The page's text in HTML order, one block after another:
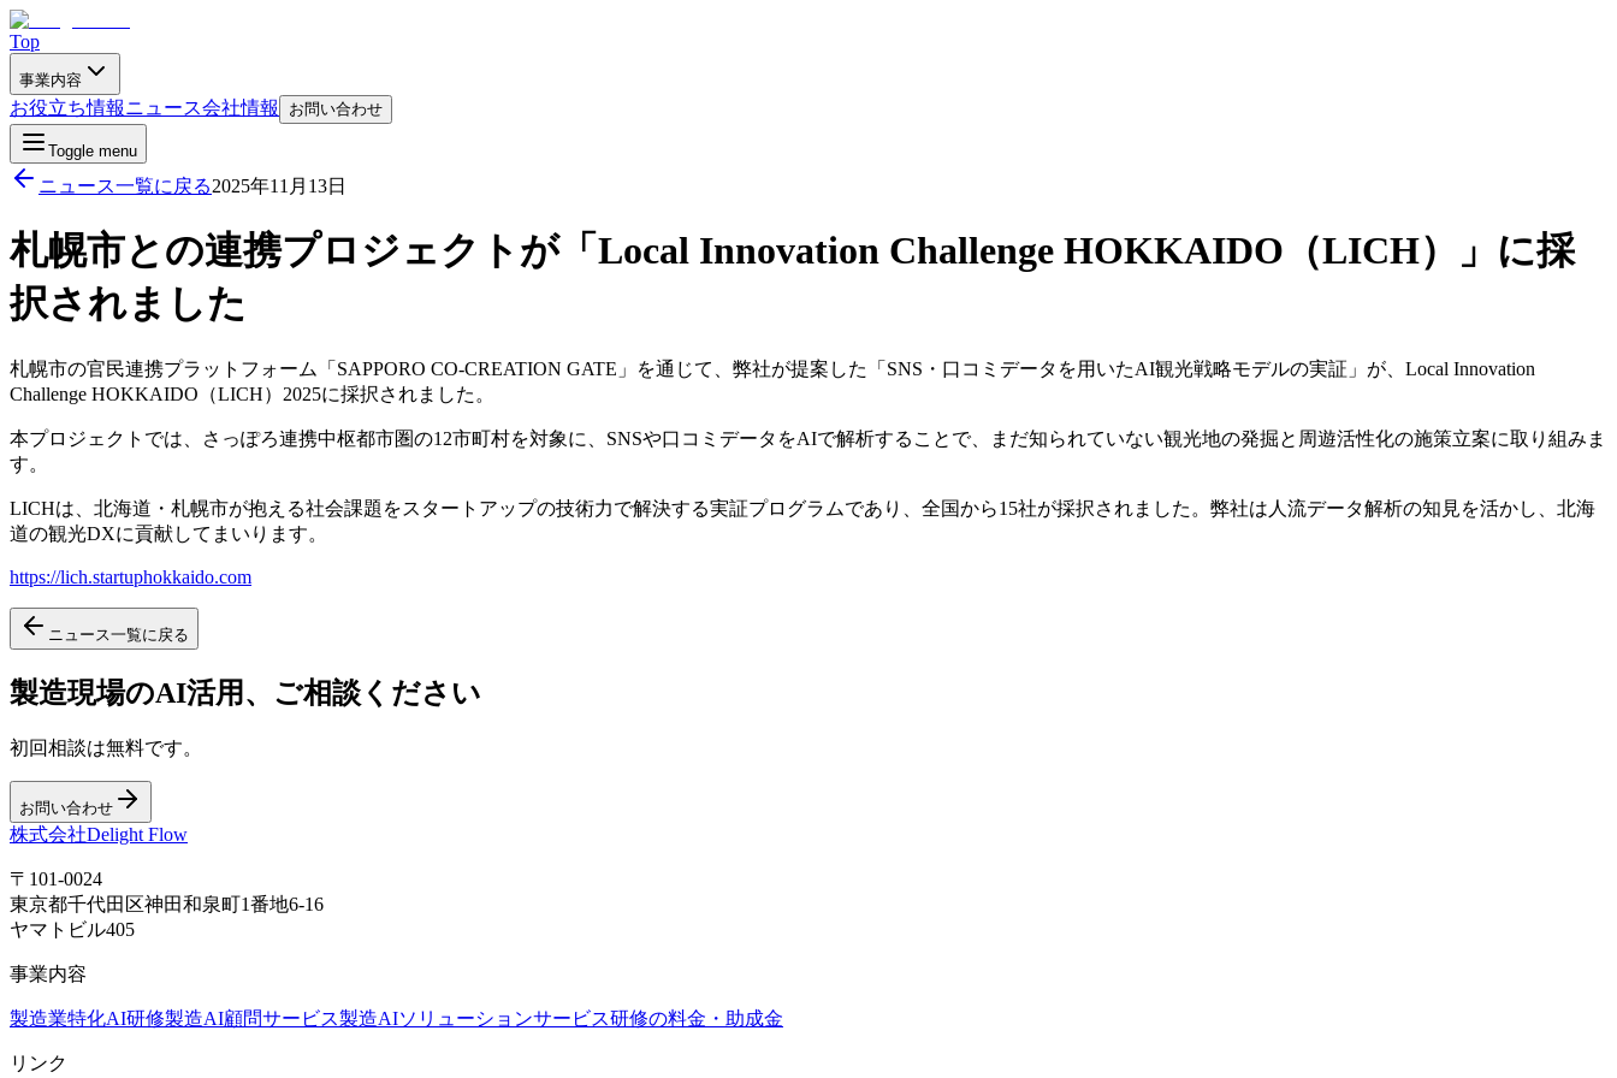
Top
事業内容
お役立ち情報ニュース会社情報 お問い合わせ
Toggle menu
ニュース一覧に戻る2025年11月13日
札幌市との連携プロジェクトが「Local Innovation Challenge HOKKAIDO（LICH）」に採
択されました
札幌市の官民連携プラットフォーム「SAPPORO CO-CREATION GATE」を通じて、弊社が提案した「SNS・口コミデータを用いたAI観光戦略モデルの実証」が、Local Innovation
Challenge HOKKAIDO（LICH）2025に採択されました。
本プロジェクトでは、さっぽろ連携中枢都市圏の12市町村を対象に、SNSや口コミデータをAIで解析することで、まだ知られていない観光地の発掘と周遊活性化の施策立案に取り組みま
す。
LICHは、北海道・札幌市が抱える社会課題をスタートアップの技術力で解決する実証プログラムであり、全国から15社が採択されました。弊社は人流データ解析の知見を活かし、北海
道の観光DXに貢献してまいります。
https://lich.startuphokkaido.com
ニュース一覧に戻る
製造現場のAI活用、ご相談ください
初回相談は無料です。
お問い合わせ
株式会社Delight Flow
〒101-0024
東京都千代田区神田和泉町1番地6-16
ヤマトビル405
事業内容
製造業特化AI研修製造AI顧問サービス製造AIソリューションサービス研修の料金・助成金
リンク